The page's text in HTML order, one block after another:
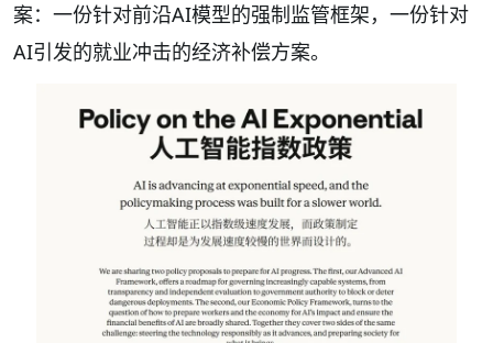
案：一份针对前沿AI模型的强制监管框架，一份针对
AI引发的就业冲击的经济补偿方案。